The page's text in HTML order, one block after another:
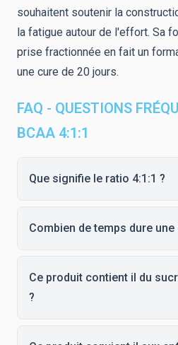
souhaitent soutenir la
la fatigue autour de l'effort. Sa
prise fractionnée en fait un
une cure de 20 jours.
FAQ - QUESTIONS
BCAA 4:1:1
Que signifie le ratio 4:1:1 ?
Combien de temps dure une
Ce produit contient il du
?